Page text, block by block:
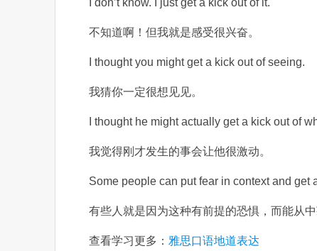
I don’t know. I just get a kick out of it.
不知道啊！但我就是感受很兴奋。
I thought you mightget a kick out ofseeing.
我猜你一定很想见见。
I thought he might actually get a kick out of
我觉得刚才发生的事会让他很激动。
Some people can put fear in context and get
有些人就是因为这种有前提的恐惧，而能从中
查看学习更多： 雅思口语地道表达